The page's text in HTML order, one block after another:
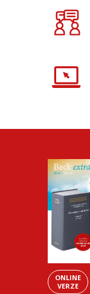
ONLINE
VERZE